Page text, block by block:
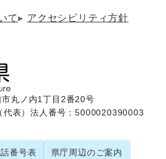
て
アクセシビリティ方針
丸ノ内1丁目2番20号
代表）法人番号：5000020390003
番号表 県庁周辺のご案内